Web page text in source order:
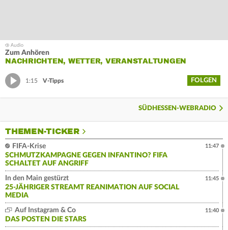
Zum Anhören
NACHRICHTEN, WETTER, VERANSTALTUNGEN
1:15 V-Tipps FOLGEN
SÜDHESSEN-WEBRADIO
THEMEN-TICKER
FIFA-Krise
SCHMUTZKAMPAGNE GEGEN INFANTINO? FIFA
SCHALTET AUF ANGRIFF
11:47
In den Main gestürzt
25-JÄHRIGER STREAMT REANIMATION AUF SOCIAL
MEDIA
11:45
Auf Instagram & Co
DAS POSTEN DIE STARS
11:40